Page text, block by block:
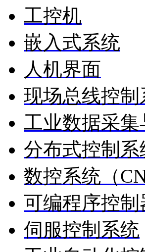
工控机
嵌入式系统
人机界面
现场总线控制
工业数据采
分布式控制系
数控系统（
可编程序控制
伺服控制系统